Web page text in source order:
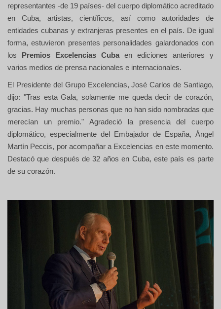
representantes -de 19 países- del cuerpo diplomático acreditado
en Cuba, artistas, científicos, así como autoridades de
entidades cubanas y extranjeras presentes en el país. De igual
forma, estuvieron presentes personalidades galardonados con
los
Premios Excelencias Cuba en ediciones anteriores y
varios medios de prensa nacionales e internacionales.
El Presidente del Grupo Excelencias, José Carlos de Santiago,
dijo: "Tras esta Gala, solamente me queda decir de corazón,
gracias. Hay muchas personas que no han sido nombradas que
merecían un premio." Agradeció la presencia del cuerpo
diplomático, especialmente del Embajador de España, Ángel
Martín Peccis, por acompañar a Excelencias en este momento.
Destacó que después de 32 años en Cuba, este país es parte
de su corazón.